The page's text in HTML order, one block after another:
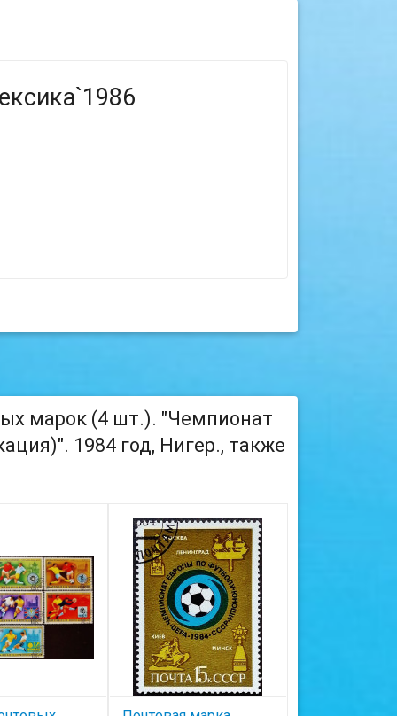
марок (4 шт.). "Чемпионат
1984 год, Нигер., также